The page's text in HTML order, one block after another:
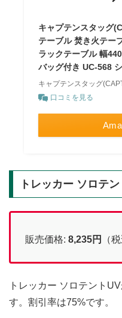
キャプテンスタッグ
テーブル 焚き火テー
ラックテーブル 幅
バッグ付き UC-568
キャプテンスタッグ
口コミを見る
トレッカー ソロテ
販売価格: 8,235円 （
トレッカー ソロテント
す。割引率は75%です。